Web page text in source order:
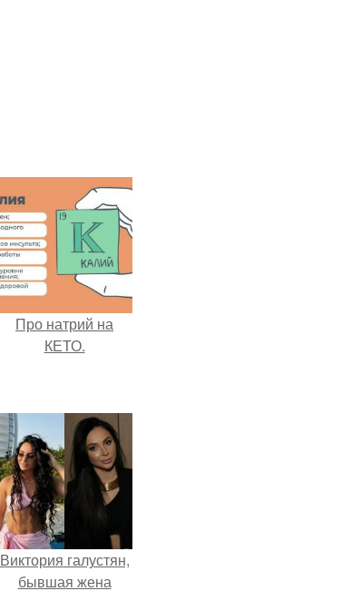
Про натрий на
КЕТО.
Виктория галустян,
бывшая жена